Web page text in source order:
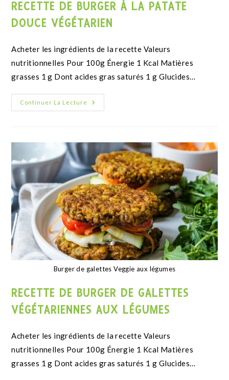
RECETTE DE FONDS DE TARTE KETO À
LA FARINE DE NOISETTE
Acheter les ingrédients de la recette Valeurs
nutritionnelles de la recette Énergie 1 Kcal Matières
grasses 1 g Dont acides gras saturés 1 g…
Continuer La Lecture
Muffins à la farine de cacahuètes
RECETTE DE MUFFINS À LA FARINE DE
CACAHUÈTE
Valeurs nutritionnelles Énergie 1 Kcal Matières grasses
1 g Dont acides gras saturés 1 g Glucides 1 g Dont
sucres 1 g Protéines 1…